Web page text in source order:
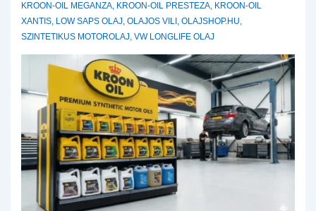
KROON-OIL MEGANZA, KROON-OIL PRESTEZA, KROON-OIL
XANTIS, LOW SAPS OLAJ, OLAJOS VILI , OLAJSHOP.HU,
SZINTETIKUS MOTOROLAJ, VW LONGLIFE OLAJ